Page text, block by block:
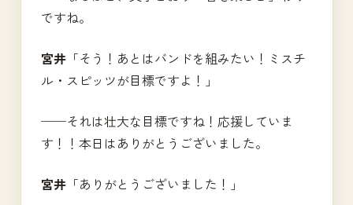
ですね。
宮井 「そう！あとはバンドを組みたい！ミスチ
ル・スピッツが目標ですよ！」
──それは壮大な目標ですね！応援していま
す！！本日はありがとうございました。
宮井 「ありがとうございました！」